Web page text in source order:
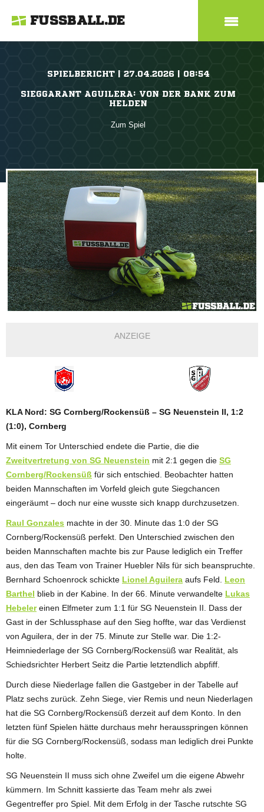
FUSSBALL.DE
SPIELBERICHT | 27.04.2026 | 08:54
SIEGGARANT AGUILERA: VON DER BANK ZUM
HELDEN
Zum Spiel
ANZEIGE
KLA Nord: SG Cornberg/Rockensüß – SG Neuenstein II, 1:2
(1:0), Cornberg
Mit einem Tor Unterschied endete die Partie, die die
Zweitvertretung von SG Neuenstein mit 2:1 gegen die SG
Cornberg/Rockensüß für sich entschied. Beobachter hatten
beiden Mannschaften im Vorfeld gleich gute Siegchancen
eingeräumt – doch nur eine wusste sich knapp durchzusetzen.
Raul Gonzales machte in der 30. Minute das 1:0 der SG
Cornberg/Rockensüß perfekt. Den Unterschied zwischen den
beiden Mannschaften machte bis zur Pause lediglich ein Treffer
aus, den das Team von Trainer Huebler Nils für sich beanspruchte.
Bernhard Schoenrock schickte Lionel Aguilera aufs Feld. Leon
Barthel blieb in der Kabine. In der 66. Minute verwandelte Lukas
Hebelereinen Elfmeter zum 1:1 für SG Neuenstein II. Dass der
Gast in der Schlussphase auf den Sieg hoffte, war das Verdienst
von Aguilera, der in der 75. Minute zur Stelle war. Die 1:2-
Heimniederlage der SG Cornberg/Rockensüß war Realität, als
Schiedsrichter Herbert Seitz die Partie letztendlich abpfiff.
Durch diese Niederlage fallen die Gastgeber in der Tabelle auf
Platz sechs zurück. Zehn Siege, vier Remis und neun Niederlagen
hat die SG Cornberg/Rockensüß derzeit auf dem Konto. In den
letzten fünf Spielen hätte durchaus mehr herausspringen können
für die SG Cornberg/Rockensüß, sodass man lediglich drei Punkte
holte.
SG Neuenstein II muss sich ohne Zweifel um die eigene Abwehr
kümmern. Im Schnitt kassierte das Team mehr als zwei
Gegentreffer pro Spiel. Mit dem Erfolg in der Tasche rutschte SG